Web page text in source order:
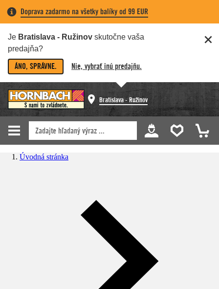
Doprava zadarmo na všetky balíky od 99 EUR
Je Bratislava - Ružinov skutočne vaša
predajňa?
ÁNO, SPRÁVNE. Nie, vybrať inú predajňu.
Bratislava - Ružinov
Úvodná stránka